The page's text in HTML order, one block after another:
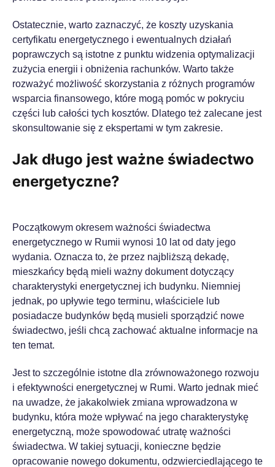
Ostatecznie, warto zaznaczyć, że koszty uzyskania
certyfikatu energetycznego i ewentualnych działań
poprawczych są istotne z punktu widzenia optymalizacji
zużycia energii i obniżenia rachunków. Warto także
rozważyć możliwość skorzystania z różnych programów
wsparcia finansowego, które mogą pomóc w pokryciu
części lub całości tych kosztów. Dlatego też zalecane jest
skonsultowanie się z ekspertami w tym zakresie.
Jak długo jest ważne świadectwo
energetyczne?
Początkowym okresem ważności świadectwa
energetycznego w Rumii wynosi 10 lat od daty jego
wydania. Oznacza to, że przez najbliższą dekadę,
mieszkańcy będą mieli ważny dokument dotyczący
charakterystyki energetycznej ich budynku. Niemniej
jednak, po upływie tego terminu, właściciele lub
posiadacze budynków będą musieli sporządzić nowe
świadectwo, jeśli chcą zachować aktualne informacje na
ten temat.
Jest to szczególnie istotne dla zrównoważonego rozwoju
i efektywności energetycznej w Rumi. Warto jednak mieć
na uwadze, że jakakolwiek zmiana wprowadzona w
budynku, która może wpływać na jego charakterystykę
energetyczną, może spowodować utratę ważności
świadectwa. W takiej sytuacji, konieczne będzie
opracowanie nowego dokumentu, odzwierciedlającego te